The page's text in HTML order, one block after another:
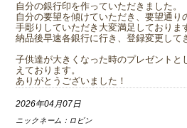
自分の銀行印を作っていただきました。
自分の要望を傾けていただき、要望通り
手彫りしていただき大変満足しておりま
納品後早速各銀行に行き、登録変更して
子供達が大きくなった時のプレゼントと
えております。
ありがとうございました！
2026年04月07日
ニックネーム： ロビン